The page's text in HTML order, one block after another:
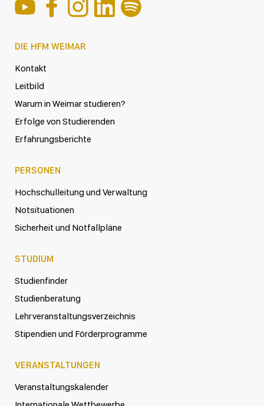
DIE HFM WEIMAR
Kontakt
Leitbild
Warum in Weimar studieren?
Erfolge von Studierenden
Erfahrungsberichte
PERSONEN
Hochschulleitung und Verwaltung
Notsituationen
Sicherheit und Notfallpläne
STUDIUM
Studienfinder
Studienberatung
Lehrveranstaltungsverzeichnis
Stipendien und Förderprogramme
VERANSTALTUNGEN
Veranstaltungskalender